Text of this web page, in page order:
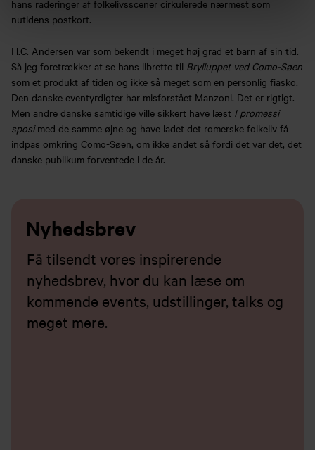
hans raderinger af folkelivsscener cirkulerede nærmest som
nutidens postkort.
H.C. Andersen var som bekendt i meget høj grad et barn af sin tid.
Så jeg foretrækker at se hans libretto til Brylluppet ved Como-Søen
som et produkt af tiden og ikke så meget som en personlig fiasko.
Den danske eventyrdigter har misforstået Manzoni. Det er rigtigt.
Men andre danske samtidige ville sikkert have læst I promessi
sposimed de samme øjne og have ladet det romerske folkeliv få
indpas omkring Como-Søen, om ikke andet så fordi det var det, det
danske publikum forventede i de år.
Nyhedsbrev
Få tilsendt vores inspirerende
nyhedsbrev, hvor du kan læse om
kommende events, udstillinger, talks og
meget mere.